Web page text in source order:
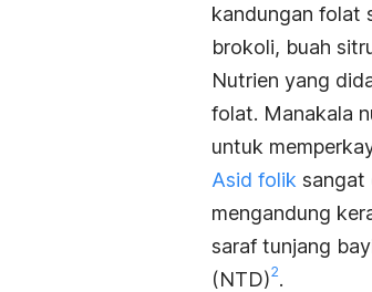
kandungan folat
brokoli, buah
Nutrien yang
folat. Manakala
untuk
Asid folik sangat
mengandung
saraf tunjang
(NTD)2.